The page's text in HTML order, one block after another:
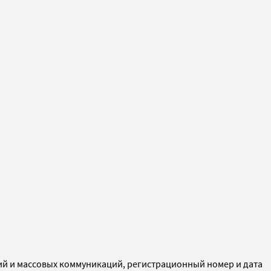
и массовых коммуникаций, регистрационный номер и дата